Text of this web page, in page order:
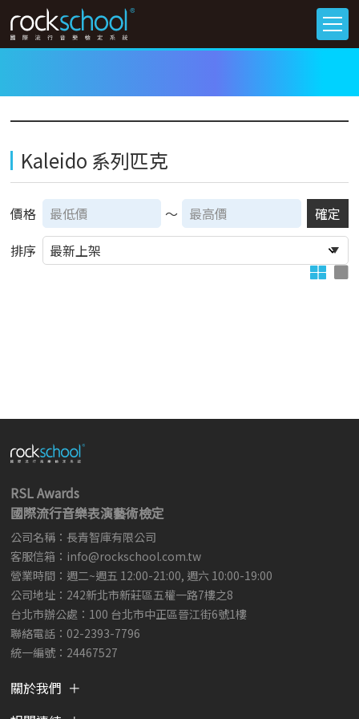
Kaleido 系列匹克
價格 ～
確定
排序
RSL Awards
國際流行音樂表演藝術檢定
公司名稱：長青智庫有限公司
客服信箱： info@rockschool.com.tw ​
營業時間：週二~週五 12:00-21:00, 週六 10:00-19:00
公司地址：242新北市新莊區五權一路7樓之8
台北市辦公處：100 台北市中正區晉江街6號1樓
聯絡電話：02-2393-7796
統一編號：24467527
關於我們